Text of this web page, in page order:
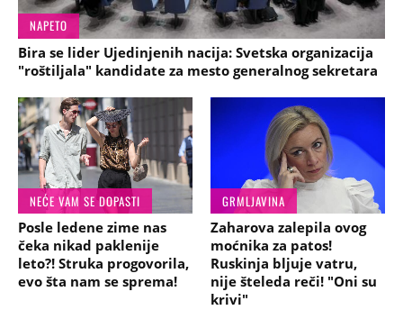
NAPETO
Bira se lider Ujedinjenih nacija: Svetska organizacija
"roštiljala" kandidate za mesto generalnog sekretara
NEĆE VAM SE DOPASTI
Posle ledene zime nas
čeka nikad paklenije
leto?! Struka progovorila,
evo šta nam se sprema!
GRMLJAVINA
Zaharova zalepila ovog
moćnika za patos!
Ruskinja bljuje vatru,
nije šteleda reči! "Oni su
krivi"